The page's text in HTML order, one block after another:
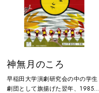
っているようにも捉える。繰り返
す生死をミクロの視点から切り取
り作品にし
神無月のころ
早稲田大学演劇研究会の中の学生
劇団として旗揚げた翌年、1985年